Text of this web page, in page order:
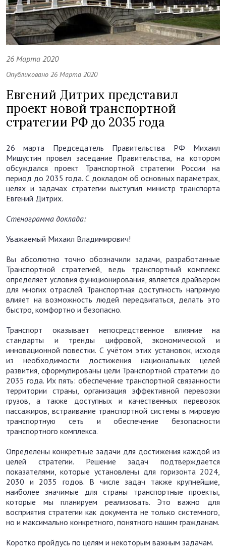
26 Марта 2020
Опубликовано 26 Марта 2020
Евгений Дитрих представил
проект новой транспортной
стратегии РФ до 2035 года
26 марта Председатель Правительства РФ Михаил
Мишустин провел заседание Правительства, на котором
обсуждался проект Транспортной стратегии России на
период до 2035 года. С докладом об основных параметрах,
целях и задачах стратегии выступил министр транспорта
Евгений Дитрих.
Стенограмма доклада:
Уважаемый Михаил Владимирович!
Вы абсолютно точно обозначили задачи, разработанные
Транспортной стратегией, ведь транспортный комплекс
определяет условия функционирования, является драйвером
для многих отраслей. Транспортная доступность напрямую
влияет на возможность людей передвигаться, делать это
быстро, комфортно и безопасно.
Транспорт оказывает непосредственное влияние на
стандарты и тренды цифровой, экономической и
инновационной повестки. С учётом этих установок, исходя
из необходимости достижения национальных целей
развития, сформулированы цели Транспортной стратегии до
2035 года. Их пять: обеспечение транспортной связанности
территории страны, организация эффективной перевозки
грузов, а также доступных и качественных перевозок
пассажиров, встраивание транспортной системы в мировую
транспортную сеть и обеспечение безопасности
транспортного комплекса.
Определены конкретные задачи для достижения каждой из
целей стратегии. Решение задач подтверждается
показателями, которые установлены для горизонта 2024,
2030 и 2035 годов. В числе задач также крупнейшие,
наиболее значимые для страны транспортные проекты,
которые мы планируем реализовать. Это важно для
восприятия стратегии как документа не только системного,
но и максимально конкретного, понятного нашим гражданам.
Коротко пройдусь по целям и некоторым важным задачам.